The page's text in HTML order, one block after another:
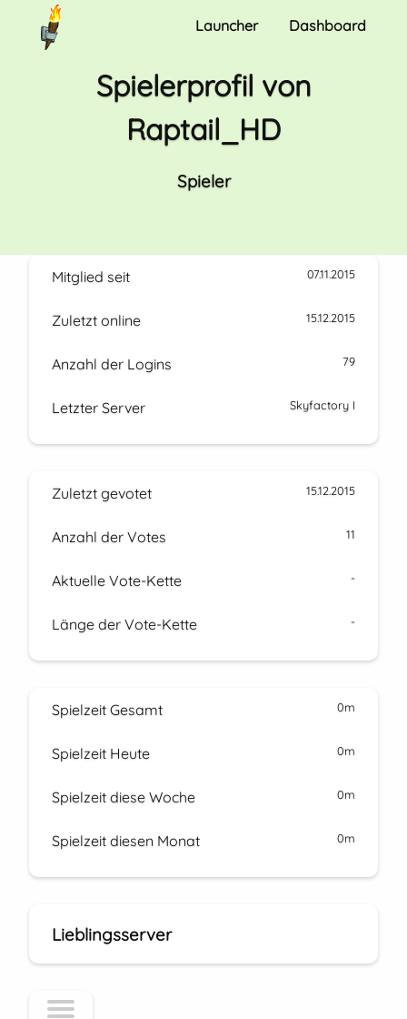
Launcher Dashboard
Spielerprofil von
Raptail_HD
Spieler
Mitglied seit 07.11.2015
Zuletzt online 15.12.2015
Anzahl der Logins 79
Letzter Server Skyfactory I
Zuletzt gevotet 15.12.2015
Anzahl der Votes 11
Aktuelle Vote-Kette -
Länge der Vote-Kette -
Spielzeit Gesamt 0m
Spielzeit Heute 0m
Spielzeit diese Woche 0m
Spielzeit diesen Monat 0m
Lieblingsserver